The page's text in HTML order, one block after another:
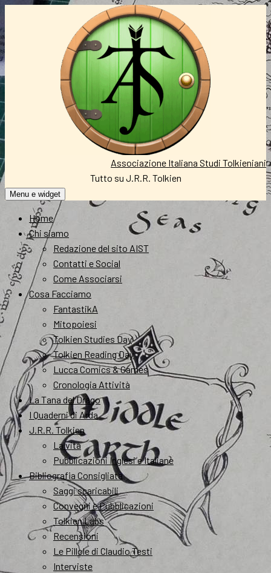
contenuto
Associazione Italiana Studi Tolkieniani
Tutto su J.R.R. Tolkien
Menu e widget
Home
Chi siamo
Redazione del sito AIST
Contatti e Social
Come Associarsi
Cosa Facciamo
FantastikA
Mitopoiesi
Tolkien Studies Day
Tolkien Reading Day
Lucca Comics & Games
Cronologia Attività
La Tana del Drago
I Quaderni di Arda
J.R.R. Tolkien
La vita
Pubblicazioni Inglesi e Italiane
Bibliografia Consigliata
Saggi scaricabili
Convegni e Pubblicazioni
Tolkien Labs
Recensioni
Le Pillole di Claudio Testi
Interviste